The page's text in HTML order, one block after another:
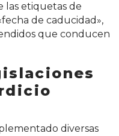
las etiquetas de
de caducidad»,
que conducen
diversas